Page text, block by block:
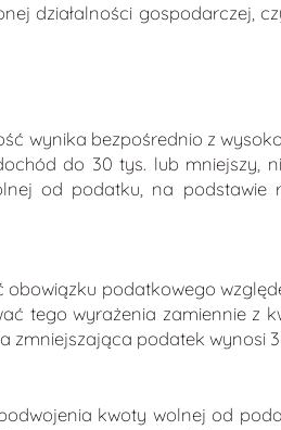
działalności gospodarczej,
wynika bezpośrednio z
do 30 tys. lub mniejszy,
od podatku, na
podatkowego
tego wyrażenia zamiennie
podatek wynosi
kwoty wolnej od